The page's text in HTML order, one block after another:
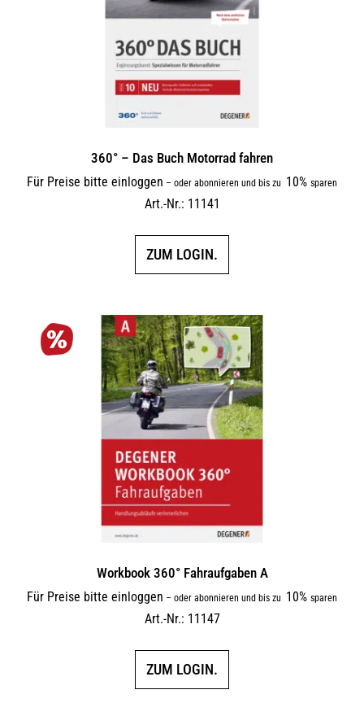
360° – Das Buch Motorrad fahren
Für Preise bitte einloggen – oder abonnieren und bis zu 10% sparen
Art.-Nr.: 11141
ZUM LOGIN.
Workbook 360° Fahraufgaben A
Für Preise bitte einloggen – oder abonnieren und bis zu 10% sparen
Art.-Nr.: 11147
ZUM LOGIN.